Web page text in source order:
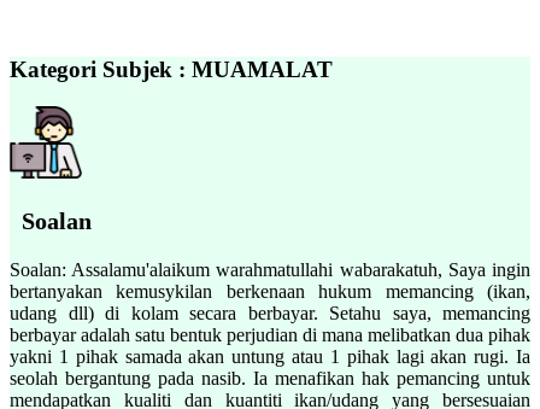
Kategori Subjek : MUAMALAT
Soalan
Soalan: Assalamu'alaikum warahmatullahi wabarakatuh, Saya ingin
bertanyakan kemusykilan berkenaan hukum memancing (ikan,
udang dll) di kolam secara berbayar. Setahu saya, memancing
berbayar adalah satu bentuk perjudian di mana melibatkan dua pihak
yakni 1 pihak samada akan untung atau 1 pihak lagi akan rugi. Ia
seolah bergantung pada nasib. Ia menafikan hak pemancing untuk
mendapatkan kualiti dan kuantiti ikan/udang yang bersesuaian